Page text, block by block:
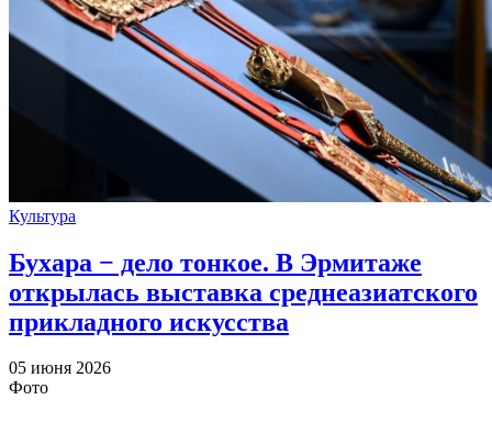
Культура
Бухара − дело тонкое. В Эрмитаже
открылась выставка среднеазиатского
прикладного искусства
05 июня 2026
Фото